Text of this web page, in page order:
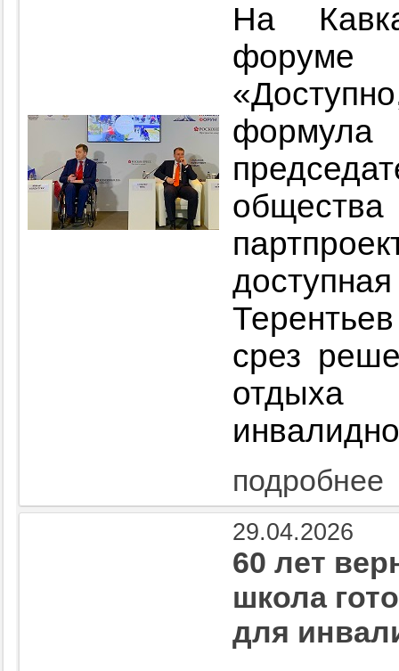
На
форуме
формула
общества
срез
подробнее
29.04.2026
60 лет
школа
для